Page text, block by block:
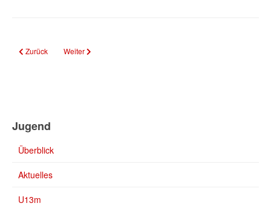
Vorheriger Beitrag: Jugend trainiert für Olympia Bundesfinale: Starker 11.
Zurück Nächster Beitrag: U14 Südwest: Bliesen auf Rang 5!
Weiter
Jugend
Überblick
Aktuelles
U13m